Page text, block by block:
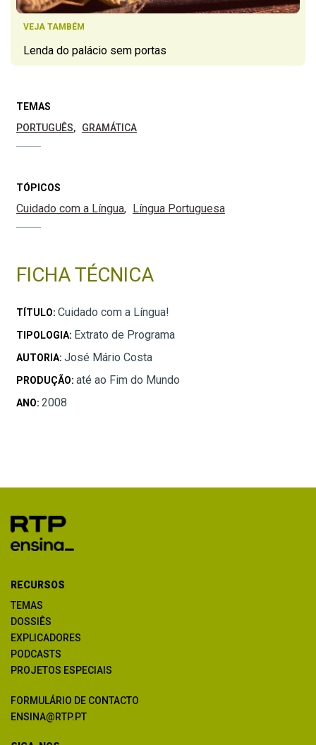
VEJA TAMBÉM
Lenda do palácio sem portas
TEMAS
PORTUGUÊS
GRAMÁTICA
TÓPICOS
Cuidado com a Língua Língua Portuguesa
FICHA TÉCNICA
TÍTULO: Cuidado com a Língua!
TIPOLOGIA: Extrato de Programa
AUTORIA: José Mário Costa
PRODUÇÃO: até ao Fim do Mundo
ANO: 2008
RECURSOS
TEMAS
DOSSIÊS
EXPLICADORES
PODCASTS
PROJETOS ESPECIAIS
FORMULÁRIO DE CONTACTO
ENSINA@RTP.PT